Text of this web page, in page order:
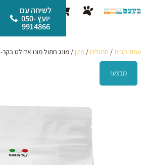
לתוכן
עגלת
קניות
לשיחה עם
יועץ 050-
9914866
עמוד הבית/ חתולים / מזון / מונג חתול מונו אדולט בקר- 1.5 ק"ג
מבצע!